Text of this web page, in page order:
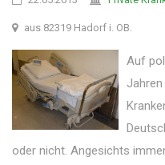
aus 82319 Hadorf i. OB.
Auf
oder nicht. Angesichts